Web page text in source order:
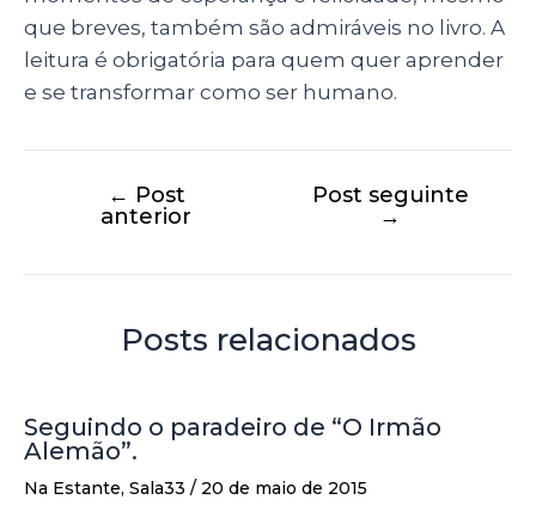
que breves, também são admiráveis no livro. A
leitura é obrigatória para quem quer aprender
e se transformar como ser humano.
← Post
anterior
Post seguinte
→
Posts relacionados
Seguindo o paradeiro de “O Irmão
Alemão”.
Na Estante, Sala33 / 20 de maio de 2015